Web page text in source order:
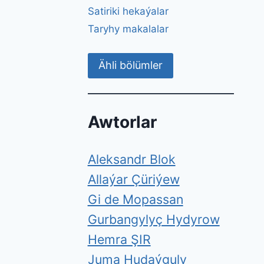
Satiriki hekaýalar
Taryhy makalalar
Ähli bölümler
Awtorlar
Aleksandr Blok
Allaýar Çüriýew
Gi de Mopassan
Gurbangylyç Hydyrow
Hemra ŞIR
Juma Hudaýguly